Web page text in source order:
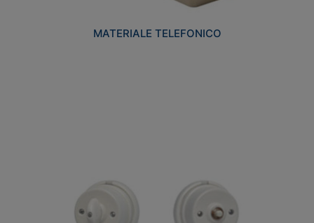
MATERIALE TELEFONICO